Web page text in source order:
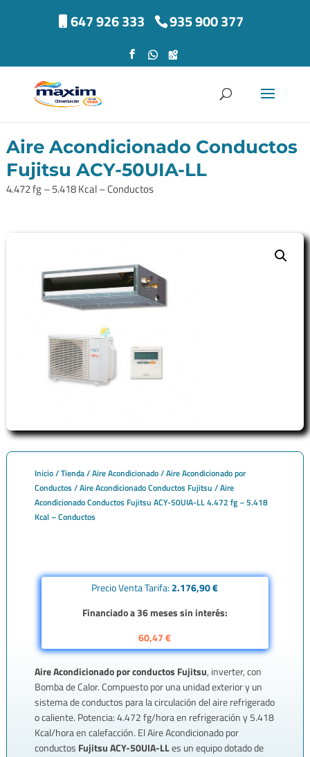
647 926 333 935 900 377
Aire Acondicionado Conductos
Fujitsu ACY-50UIA-LL
4.472 fg – 5.418 Kcal – Conductos
Inicio/Tienda/Aire Acondicionado/Aire Acondicionado por
Conductos/Aire Acondicionado Conductos Fujitsu / Aire
Acondicionado Conductos Fujitsu ACY-50UIA-LL 4.472 fg – 5.418
Kcal – Conductos
Precio Venta Tarifa:2.176,90 €
Financiado a 36 meses sin interés:
60,47 €
Aire Acondicionado por conductos Fujitsu, inverter, con
Bomba de Calor. Compuesto por una unidad exterior y un
sistema de conductos para la circulación del aire refrigerado
o caliente. Potencia: 4.472 fg/hora en refrigeración y 5.418
Kcal/hora en calefacción. El Aire Acondicionado por
conductos Fujitsu ACY-50UIA-LLes un equipo dotado de